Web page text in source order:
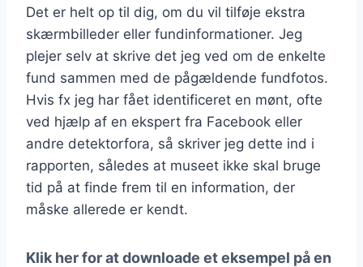
Det er helt op til dig, om du vil tilføje ekstra
skærmbilleder eller fundinformationer. Jeg
plejer selv at skrive det jeg ved om de enkelte
fund sammen med de pågældende fundfotos.
Hvis fx jeg har fået identificeret en mønt, ofte
ved hjælp af en ekspert fra Facebook eller
andre detektorfora, så skriver jeg dette ind i
rapporten, således at museet ikke skal bruge
tid på at finde frem til en information, der
måske allerede er kendt.
Klik her for at downloade et eksempel på en